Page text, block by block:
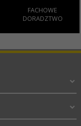
FACHOWE
DORADZTWO